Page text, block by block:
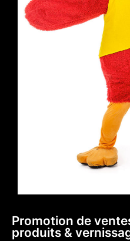
Promotion de
produits &